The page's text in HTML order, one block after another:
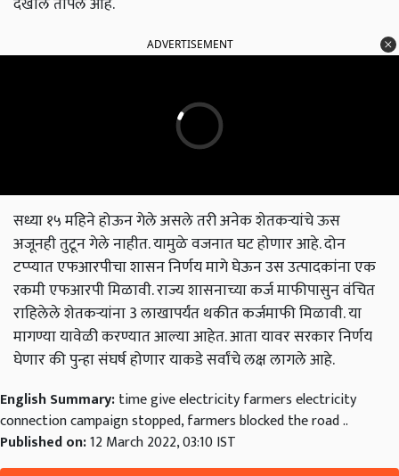
ADVERTISEMENT
सध्या १५ महिने होऊन गेले असले तरी अनेक शेतकऱ्यांचे ऊस
अजूनही तुटून गेले नाहीत. यामुळे वजनात घट होणार आहे. दोन
टप्प्यात एफआरपीचा शासन निर्णय मागे घेऊन उस उत्पादकांना एक
रकमी एफआरपी मिळावी. राज्य शासनाच्या कर्ज माफीपासुन वंचित
राहिलेले शेतकऱ्यांना 3 लाखापर्यंत थकीत कर्जमाफी मिळावी. या
मागण्या यावेळी करण्यात आल्या आहेत. आता यावर सरकार निर्णय
घेणार की पुन्हा संघर्ष होणार याकडे सर्वांचे लक्ष लागले आहे.
English Summary:time give electricity farmers electricity
connection campaign stopped, farmers blocked the road ..
Published on:12 March 2022, 03:10 IST